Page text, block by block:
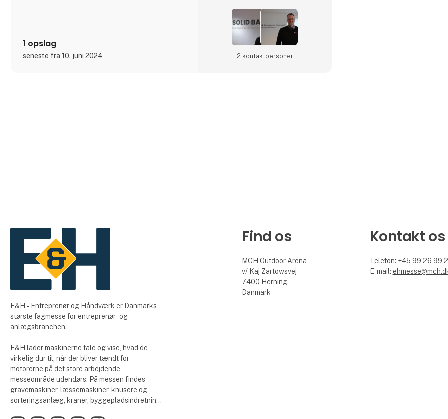
1 opslag
seneste fra 10. juni 2024 2 kontakt­personer
E&H - Entreprenør og Håndværk er Danmarks
største fagmesse for entreprenør- og
anlægsbranchen.
E&H lader maskinerne tale og vise, hvad de
virkelig dur til, når der bliver tændt for
motorerne på det store arbejdende
messeområde udendørs. På messen findes
gravemaskiner, læssemaskiner, knusere og
sorteringsanlæg, kraner, byggepladsindretning,
Find os
MCH Outdoor Arena
v/ Kaj Zartowsvej
7400 Herning
Danmark
Kontakt os
Telefon: +45 99 26 99
E-mail: